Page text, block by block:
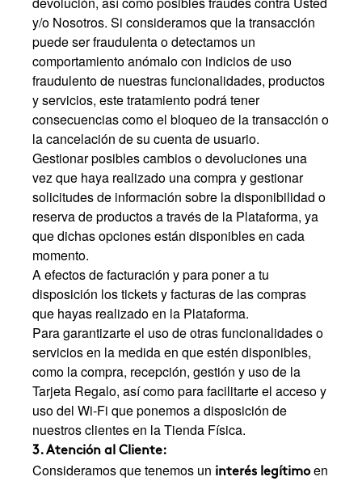
y/o Nosotros. Si consideramos que la transacción
puede ser fraudulenta o detectamos un
comportamiento anómalo con indicios de uso
fraudulento de nuestras funcionalidades, productos
y servicios, este tratamiento podrá tener
consecuencias como el bloqueo de la transacción o
la cancelación de su cuenta de usuario.
Gestionar posibles cambios o devoluciones una
vez que haya realizado una compra y gestionar
solicitudes de información sobre la disponibilidad o
reserva de productos a través de la Plataforma, ya
que dichas opciones están disponibles en cada
momento.
A efectos de facturación y para poner a tu
disposición los tickets y facturas de las compras
que hayas realizado en la Plataforma.
Para garantizarte el uso de otras funcionalidades o
servicios en la medida en que estén disponibles,
como la compra, recepción, gestión y uso de la
Tarjeta Regalo, así como para facilitarte el acceso y
uso del Wi-Fi que ponemos a disposición de
nuestros clientes en la Tienda Física.
3. Atención al Cliente:
Consideramos que tenemos un interés legítimo en